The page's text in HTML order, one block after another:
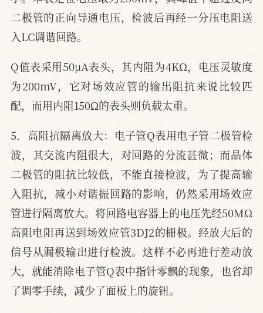
二极管的正向导通电压，检波后再经一分压电阻送
入LC调谐回路。
Q值表采用50μA表头，其内阻为4KΩ，电压灵敏度
为200mV，它对场效应管的输出阻抗来说比较匹
配，而用内阻150Ω的表头则负载太重。
5．高阻抗隔离放大：电子管Q表用电子管二极管检
波，其交流内阻很大，对回路的分流甚微；而晶体
二极管的阻抗比较低，不能直接检波，为了提高输
入阻抗，减小对谐振回路的影响，仍然采用场效应
管进行隔离放大。将回路电容器上的电压先经50MΩ
高阻电阻再送到场效应管3DJ2的栅极。经放大后的
信号从漏极输出进行检波。这样不必再进行差动放
大，就能消除电子管Q表中指针零飘的现象，也省却
了调零手续，减少了面板上的旋钮。